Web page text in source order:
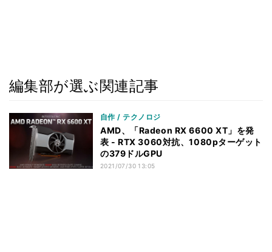
編集部が選ぶ関連記事
自作 / テクノロジ
AMD、「Radeon RX 6600 XT」を発
表 - RTX 3060対抗、1080pターゲット
の379ドルGPU
2021/07/30 13:05